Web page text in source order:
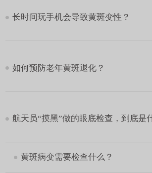
长时间玩手机会导致黄斑变性？
如何预防老年黄斑退化？
航天员“摸黑”做的眼底检查，到底是
黄斑病变需要检查什么？